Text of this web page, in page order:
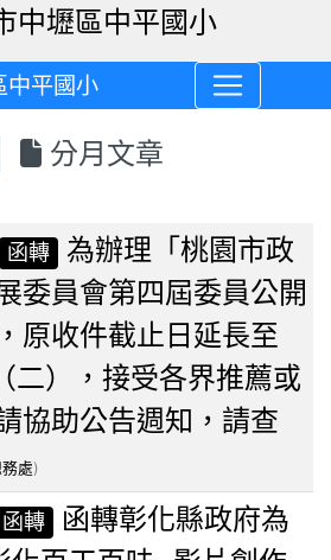
中平國小
分月文章
函轉
為辦理「桃園市政
委員會第四屆委員公開
原收件截止日延長至
二），接受各界推薦或
協助公告週知，請查
處)
函轉
函轉彰化縣政府為